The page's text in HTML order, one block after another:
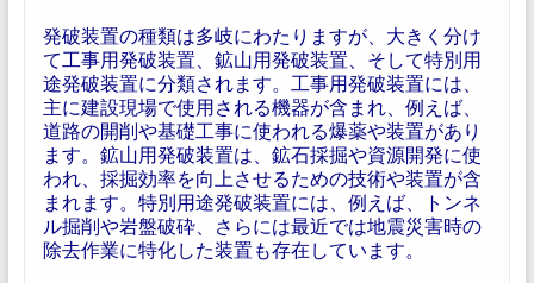
発破装置の種類は多岐にわたりますが、大きく分け
て工事用発破装置、鉱山用発破装置、そして特別用
途発破装置に分類されます。工事用発破装置には、
主に建設現場で使用される機器が含まれ、例えば、
道路の開削や基礎工事に使われる爆薬や装置があり
ます。鉱山用発破装置は、鉱石採掘や資源開発に使
われ、採掘効率を向上させるための技術や装置が含
まれます。特別用途発破装置には、例えば、トンネ
ル掘削や岩盤破砕、さらには最近では地震災害時の
除去作業に特化した装置も存在しています。